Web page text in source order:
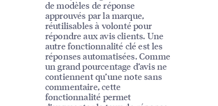
de modèles de réponse
approuvés par la marque,
réutilisables à volonté pour
répondre aux avis clients. Une
autre fonctionnalité clé est les
réponses automatisées. Comme
un grand pourcentage d’avis ne
contiennent qu’une note sans
commentaire, cette
fonctionnalité permet